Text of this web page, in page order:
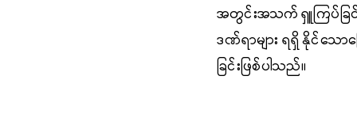
အတွင်းအသက်ရှူကြပ်ခြ
ဒဏ်ရာများ ရရှိနိုင်သော
ခြင်းဖြစ်ပါသည်။